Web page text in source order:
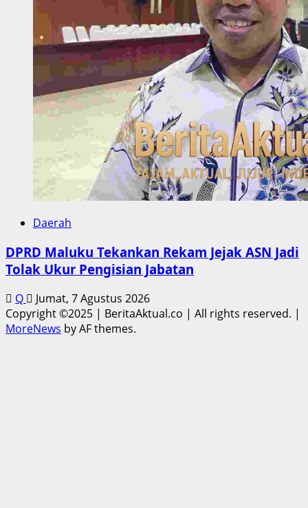
Daerah
DPRD Maluku Tekankan Rekam Jejak ASN Jadi
Tolak Ukur Pengisian Jabatan
Q
Jumat, 7 Agustus 2026
Copyright ©2025 | BeritaAktual.co | All rights reserved. |
MoreNews by AF themes.